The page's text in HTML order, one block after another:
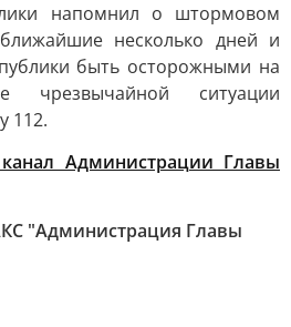
напомнил о штормовом
несколько дней и
быть осторожными на
чрезвычайной ситуации
112.
Администрации Главы
"Администрация Главы